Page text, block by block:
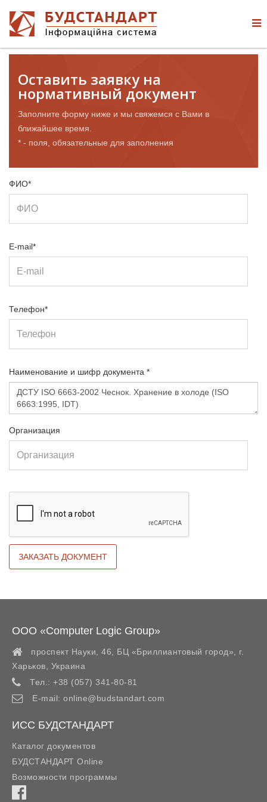
Оставить заявку на
нормативный документ
Заполните форму ниже и мы свяжемся с Вами в
ближайшее время.
* - поля, обязательные для заполнения
ФИО*
E-mail*
Телефон*
Наименование и шифр документа *
Организация
ООО «Computer Logic Group»
проспект Науки, 46, БЦ «Бриллиантовый город»,
г.
Харьков
Украина
Тел.: +38 (057) 341-80-81
E-mail: online@budstandart.com
ИСС БУДСТАНДАРТ
Каталог документов
БУДСТАНДАРТ Online
Возможности программы